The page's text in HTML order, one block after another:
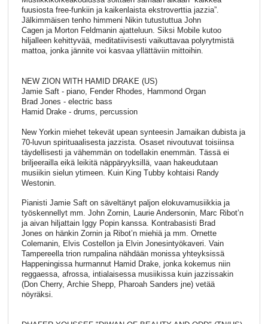
fuusiosta free-funkiin ja kaikenlaista ekstroverttia jazzia”.
Jälkimmäisen tenho himmeni Nikin tutustuttua John
Cagen ja Morton Feldmanin ajatteluun. Siksi Mobile kutoo
hiljalleen kehittyvää, meditatiivisesti vaikuttavaa polyrytmistä
mattoa, jonka jännite voi kasvaa yllättäviin mittoihin.
NEW ZION WITH HAMID DRAKE (US)
Jamie Saft - piano, Fender Rhodes, Hammond Organ
Brad Jones - electric bass
Hamid Drake - drums, percussion
New Yorkin miehet tekevät upean synteesin Jamaikan dubista ja
70-luvun spirituaalisesta jazzista. Osaset nivoutuvat toisiinsa
täydellisesti ja vähemmän on todellakin enemmän. Tässä ei
briljeerailla eikä leikitä näppäryyksillä, vaan hakeudutaan
musiikin sielun ytimeen. Kuin King Tubby kohtaisi Randy
Westonin.
Pianisti Jamie Saft on säveltänyt paljon elokuvamusiikkia ja
työskennellyt mm. John Zornin, Laurie Andersonin, Marc Ribot’n
ja aivan hiljattain Iggy Popin kanssa. Kontrabasisti Brad
Jones on hänkin Zornin ja Ribot’n miehiä ja mm. Ornette
Colemanin, Elvis Costellon ja Elvin Jonesintyökaveri. Vain
Tampereella trion rumpalina nähdään monissa yhteyksissä
Happeningissa hurmannut Hamid Drake, jonka kokemus niin
reggaessa, afrossa, intialaisessa musiikissa kuin jazzissakin
(Don Cherry, Archie Shepp, Pharoah Sanders jne) vetää
nöyräksi.